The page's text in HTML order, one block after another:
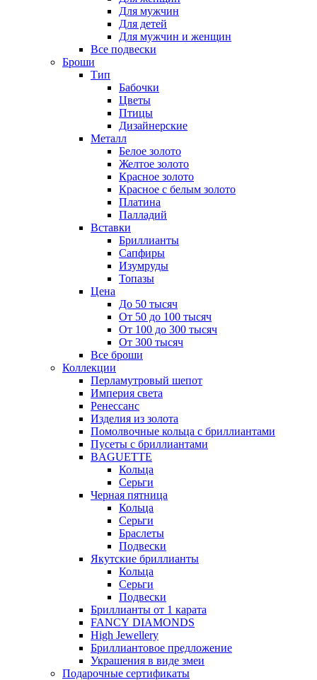
Для мужчин
Для детей
Для мужчин и женщин
Все подвески
Броши
Тип
Бабочки
Цветы
Птицы
Дизайнерские
Металл
Белое золото
Желтое золото
Красное золото
Красное с белым золото
Платина
Палладий
Вставки
Бриллианты
Сапфиры
Изумруды
Топазы
Цена
До 50 тысяч
От 50 до 100 тысяч
От 100 до 300 тысяч
От 300 тысяч
Все броши
Коллекции
Перламутровый шепот
Империя света
Ренессанс
Изделия из золота
Помолвочные кольца с бриллиантами
Пусеты с бриллиантами
BAGUETTE
Кольца
Серьги
Черная пятница
Кольца
Серьги
Браслеты
Подвески
Якутские бриллианты
Кольца
Серьги
Подвески
Бриллианты от 1 карата
FANCY DIAMONDS
High Jewellery
Бриллиантовое предложение
Украшения в виде змеи
Подарочные сертификаты